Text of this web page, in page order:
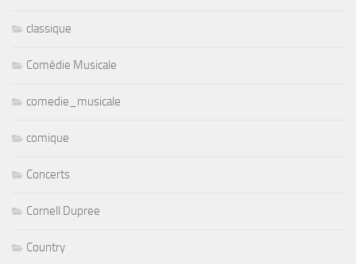
classique
Comédie Musicale
comedie_musicale
comique
Concerts
Cornell Dupree
Country